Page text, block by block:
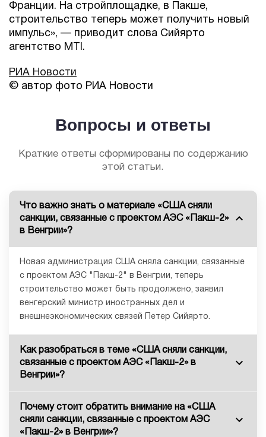
Франции. На стройплощадке, в Пакше,
строительство теперь может получить новый
импульс», — приводит слова Сийярто
агентство MTI.
РИА Новости
© автор фото РИА Новости
Вопросы и ответы
Краткие ответы сформированы по содержанию
этой статьи.
Что важно знать о материале «США сняли
санкции, связанные с проектом АЭС «Пакш-2»
в Венгрии»?
Новая администрация США сняла санкции, связанные
с проектом АЭС "Пакш-2" в Венгрии, теперь
строительство может быть продолжено, заявил
венгерский министр иностранных дел и
внешнеэкономических связей Петер Сийярто.
Как разобраться в теме «США сняли санкции,
связанные с проектом АЭС «Пакш-2» в
Венгрии»?
Почему стоит обратить внимание на «США
сняли санкции, связанные с проектом АЭС
«Пакш-2» в Венгрии»?